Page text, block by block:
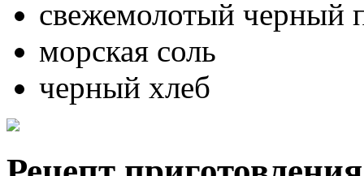
свежемолотый черный
морская соль
черный хлеб